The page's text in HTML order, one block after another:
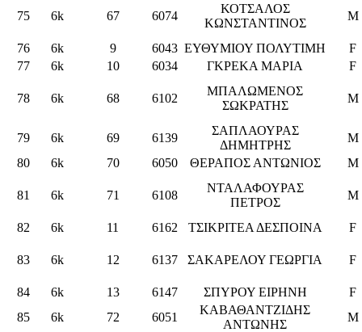
75 6k 67 6074
ΚΟΤΣΑΛΟΣ
ΚΩΝΣΤΑΝΤΙΝΟΣ
M
76 6k 9 6043 ΕΥΘΥΜΙΟΥ ΠΟΛΥΤΙΜΗ
F
77
6k 10 6034 ΓΚΡΕΚΑ ΜΑΡΙΑ F
78 6k 68 6102
ΜΠΑΛΩΜΕΝΟΣ
ΣΩΚΡΑΤΗΣ
M
79 6k 69 6139
ΣΑΠΛΑΟΥΡΑΣ
ΔΗΜΗΤΡΗΣ
M
80
6k 70 6050 ΘΕΡΑΠΟΣ ΑΝΤΩΝΙΟΣ M
81 6k 71 6108
ΝΤΑΛΑΦΟΥΡΑΣ
ΠΕΤΡΟΣ
M
82 6k 11 6162 ΤΣΙΚΡΙΤΕΑ ΔΕΣΠΟΙΝΑ F
83 6k 12 6137 ΣΑΚΑΡΕΛΟΥ ΓΕΩΡΓΙΑ F
84 6k 13 6147 ΣΠΥΡΟΥ ΕΙΡΗΝΗ
F
85
6k 72 6051
ΚΑΒΑΘΑΝΤΖΙΔΗΣ
ΑΝΤΩΝΗΣ
M